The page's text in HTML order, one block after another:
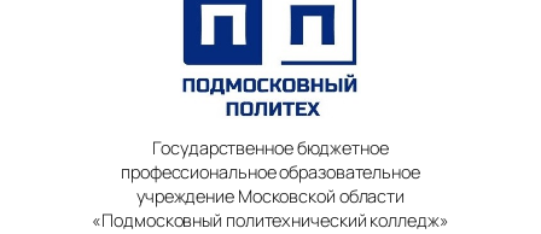
Государственное бюджетное
профессиональное образовательное
учреждение Московской области
«Подмосковный политехнический колледж»